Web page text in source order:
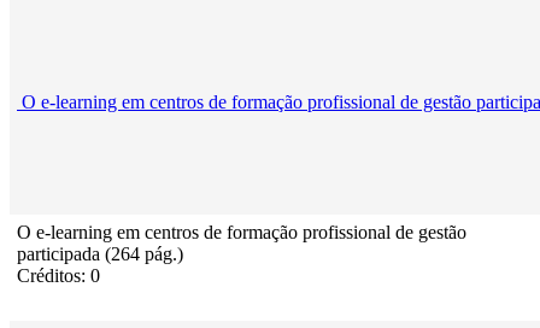
O e-learning em centros de formação profissional de gestão
O e-learning em centros de formação profissional de gestão
participada (264 pág.)
Créditos: 0